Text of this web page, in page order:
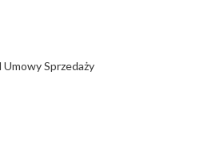
Sprzedaży